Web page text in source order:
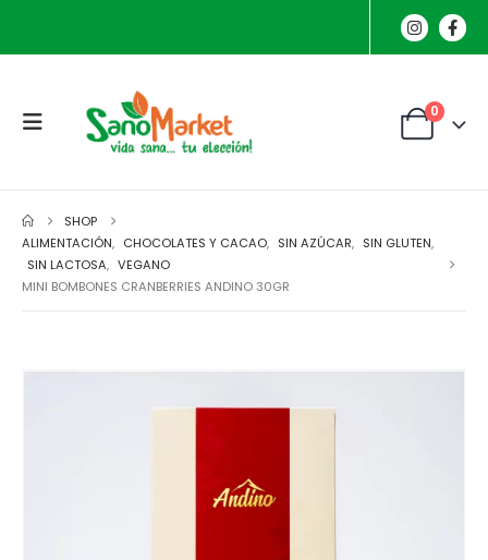
0
SHOP
ALIMENTACIÓN, CHOCOLATES Y CACAO, SIN AZÚCAR, SIN GLUTEN,
SIN LACTOSA, VEGANO
MINI BOMBONES CRANBERRIES ANDINO 30GR